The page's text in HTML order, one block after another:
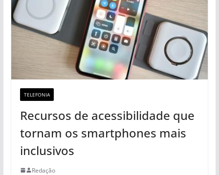
TELEFONIA
Recursos de acessibilidade que
tornam os smartphones mais
inclusivos
Redação